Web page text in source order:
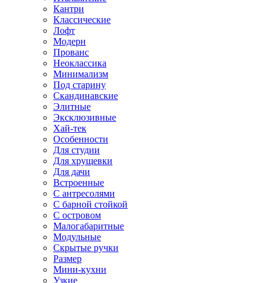
Кантри
Классические
Лофт
Модерн
Прованс
Неоклассика
Минимализм
Под старину
Скандинавские
Элитные
Эксклюзивные
Хай-тек
Особенности
Для студии
Для хрущевки
Для дачи
Встроенные
С антресолями
С барной стойкой
С островом
Малогабаритные
Модульные
Скрытые ручки
Размер
Мини-кухни
Узкие